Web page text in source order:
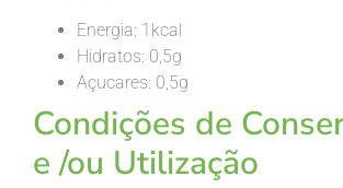
Energia: 1kcal
Hidratos: 0,5g
Açucares: 0,5g
Condições de
e /ou Utilização